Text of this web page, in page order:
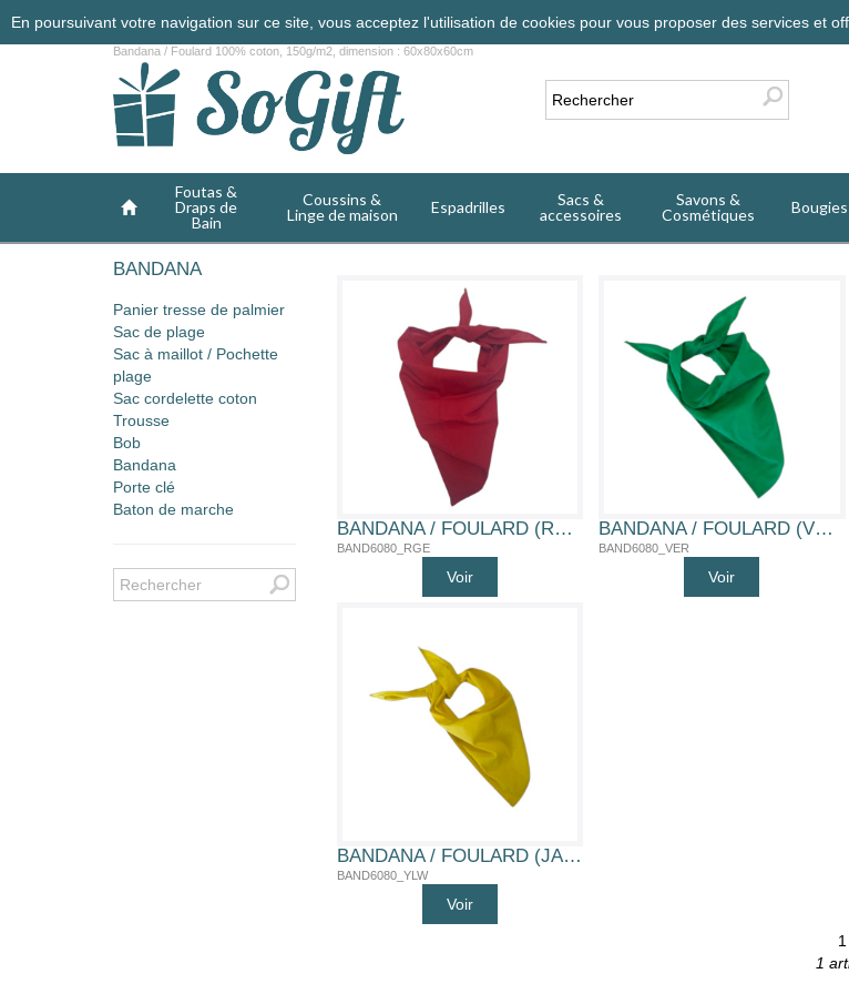
En poursuivant votre navigation sur ce site, vous acceptez l'utilisation de cookies pour vous proposer des services et
Bandana / Foulard 100% coton, 150g/m2, dimension : 60x80x60cm
Foutas &
Draps de
Bain
Coussins &
Linge de maison
Espadrilles
Sacs &
accessoires
Savons &
Cosmétiques
Bougies
BANDANA
Panier tresse de palmier
Sac de plage
Sac à maillot / Pochette
plage
Sac cordelette coton
Trousse
Bob
Bandana
Porte clé
Baton de marche
BANDANA / FOULARD (ROUGE)
BAND6080_RGE
Voir
BANDANA / FOULARD (VERT)
BAND6080_VER
Voir
BANDANA / FOULARD (JAUNE)
BAND6080_YLW
Voir
1